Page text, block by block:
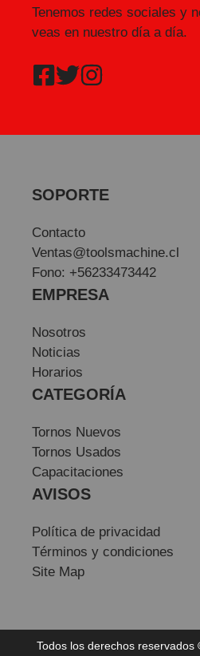
Tenemos redes sociales y
veas en nuestro día a día.
SOPORTE
Contacto
Ventas@toolsmachine.cl
Fono: +56233473442
EMPRESA
Nosotros
Noticias
Horarios
CATEGORÍA
Tornos Nuevos
Tornos Usados
Capacitaciones
AVISOS
Política de privacidad
Términos y condiciones
Site Map
Todos los derechos reservados